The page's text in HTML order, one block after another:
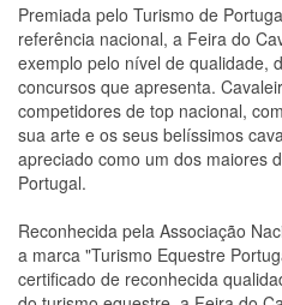
Premiada pelo Turismo de
referência nacional, a Feira do
exemplo pelo nível de qualidade,
concursos que apresenta.
competidores de top nacional,
sua arte e os seus belíssimos
apreciado como um dos maiores
Portugal.
Reconhecida pela Associação
a marca "Turismo Equestre
certificado de reconhecida